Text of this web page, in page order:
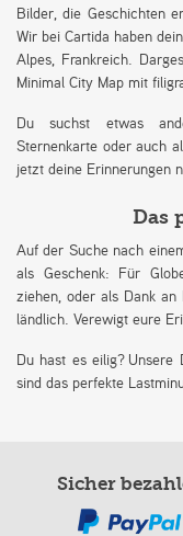
Bilder, die Geschichten
Wir bei Cartida haben
Alpes, Frankreich.
Minimal City Map mit
Du suchst etwas
Sternenkarte oder auch
jetzt deine Erinnerungen
Das
Auf der Suche nach
als Geschenk: Für
ziehen, oder als Dank
ländlich. Verewigt eure
Du hast es eilig?
sind das perfekte
Sicher